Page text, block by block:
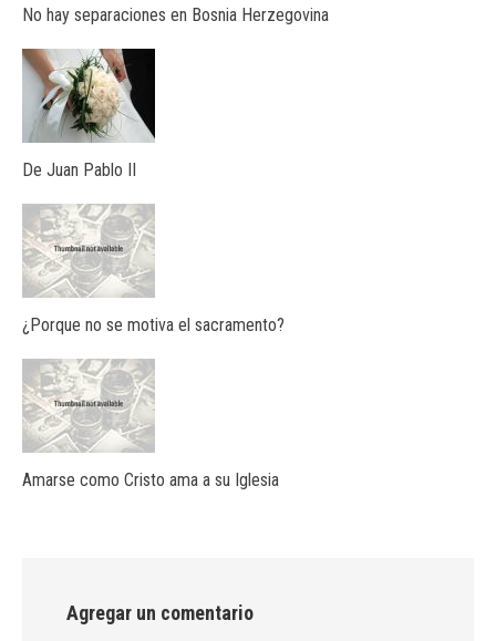
No hay separaciones en Bosnia Herzegovina
De Juan Pablo II
¿Porque no se motiva el sacramento?
Amarse como Cristo ama a su Iglesia
Agregar un comentario